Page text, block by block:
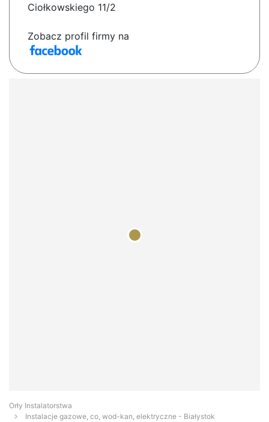
Ciołkowskiego 11/2
Zobacz profil firmy na
Orły Instalatorstwa
Instalacje gazowe, co, wod-kan, elektryczne - Białystok